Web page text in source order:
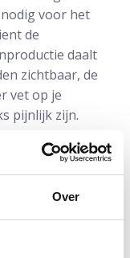
Over
voor het
de
daalt
zichtbaar, de
vet op je
pijnlijk zijn.
en
maar dan